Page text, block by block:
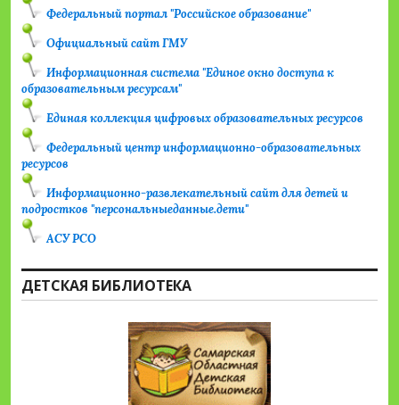
Федеральный портал "Российское образование"
Официальный сайт ГМУ
Информационная система "Единое окно доступа к
образовательным ресурсам"
Единая коллекция цифровых образовательных ресурсов
Федеральный центр информационно-образовательных
ресурсов
Информационно-развлекательный сайт для детей и
подростков "персональныеданные.дети"
АСУ РСО
ДЕТСКАЯ БИБЛИОТЕКА